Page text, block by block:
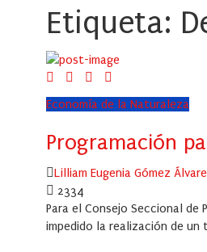
Etiqueta:
Economía de la Naturaleza
Programación
Author
Lilliam Eugenia Gómez
2334
Para el Consejo Seccional
impedido la realización de un